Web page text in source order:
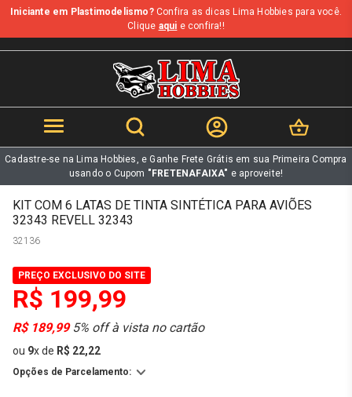
b
Iniciante em Plastimodelismo?Confira as dicas Lima Hobbies para você.
Clique aqui e confira!!
Cadastre-se na Lima Hobbies, e Ganhe Frete Grátis em sua Primeira Compra
usando o Cupom "FRETENAFAIXA" e aproveite!
KIT COM 6 LATAS DE TINTA SINTÉTICA PARA AVIÕES
32343 REVELL 32343
32136
PREÇO EXCLUSIVO DO SITE
R$ 199,99
R$ 189,995% off à vista no cartão
ou 9xde R$ 22,22
Opções de Parcelamento: